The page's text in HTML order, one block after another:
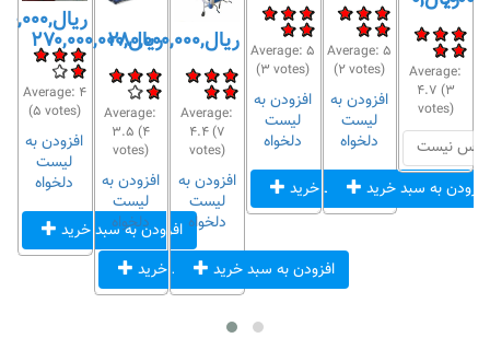
ریال,۵۸۰,۰۰۰,۰۰۰
Average: ۴
(۵ votes)
افزودن به
لیست
دلخواه
افزودن به سبد خرید
ریال,۲۷۰,۰۰۰,۰۰۰
Average:
۳.۵ (۴
votes)
افزودن به
لیست
دلخواه
افزودن به سبد خرید
ریال,۲۸۰,۰۰۰,۰۰۰
Average:
۴.۴(۷
votes)
افزودن به
لیست
دلخواه
افزودن به سبد خرید
Average:۵
(۳ votes)
افزودن به
لیست
دلخواه
افزودن به سبد خرید
Average: ۵
(۲votes)
افزودن به
لیست
دلخواه
افزودن به سبد خرید
Average:
۴.۷ (۳
votes)
نیست